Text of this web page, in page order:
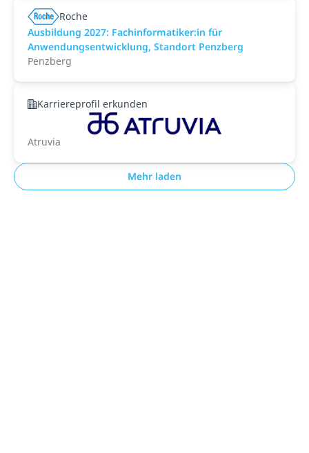
Roche
Ausbildung 2027: Fachinformatiker:in für
Anwendungsentwicklung, Standort Penzberg
Penzberg
Karriereprofil erkunden
Atruvia
Mehr laden